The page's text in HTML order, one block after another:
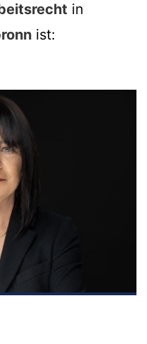
in
ist: